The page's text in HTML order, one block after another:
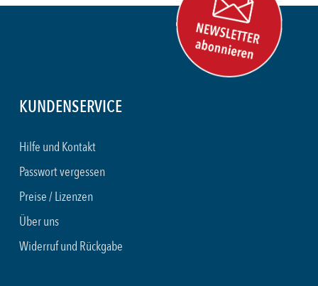
KUNDENSERVICE
Hilfe und Kontakt
Passwort vergessen
Preise / Lizenzen
Über uns
Widerruf und Rückgabe